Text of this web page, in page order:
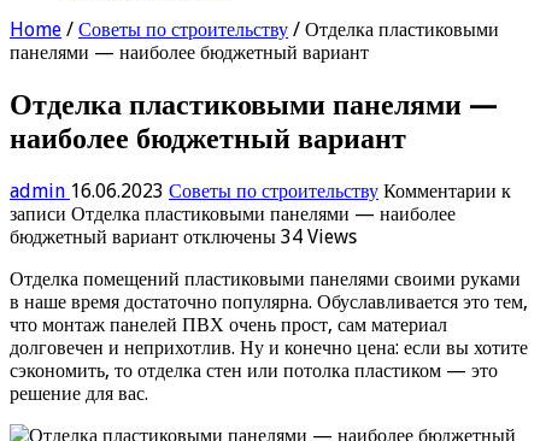
Home / Советы по строительству / Отделка пластиковыми
панелями — наиболее бюджетный вариант
Отделка пластиковыми панелями —
наиболее бюджетный вариант
admin 16.06.2023 Советы по строительству Комментарии к
записи Отделка пластиковыми панелями — наиболее
бюджетный вариант отключены 34 Views
Отделка помещений пластиковыми панелями своими руками
в наше время достаточно популярна. Обуславливается это тем,
что монтаж панелей ПВХ очень прост, сам материал
долговечен и неприхотлив. Ну и конечно цена: если вы хотите
сэкономить, то отделка стен или потолка пластиком — это
решение для вас.